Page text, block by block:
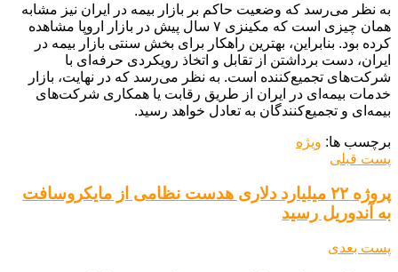
به نظر می‌رسد که وضعیت حاکم بر بازار بیمه در ایران نیز مشابه
همان چیزی است که مکینزی ۷ سال پیش در بازار اروپا مشاهده
کرده بود. بنابراین، بهترین راهکار برای بخش سنتی بازار بیمه در
ایران، دست برداشتن از تقابل و اتخاذ رویکردی حرفه‌ای با
شرکت‌های تجمیع‌کننده است. به نظر می‌رسد که در نهایت، بازار
خدمات بیمه‌ای در ایران از طریق رقابت یا همکاری شرکت‌های
بیمه‌ای و تجمیع‌کنندگان به تعادل خواهد رسید.
برچسب ها: ویژه
پست قبلی
پروژه ۲۲ میلیارد دلاری هدست نظامی از مایکروسافت
به آندوریل رسید
پست بعدی